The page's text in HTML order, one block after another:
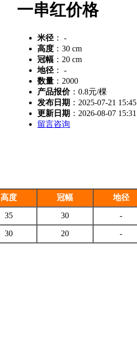
一串红价格
米径 ：
-
高度 ： 30 cm
冠幅 ： 20 cm
地径 ：
-
数量 ： 2000
产品报价： 0.8元/棵
发布日期 ：2025-07-21 15:45
更新日期 ：2026-08-07 15:31
留言咨询
高度 冠幅 地径
35 30 -
30 20 -